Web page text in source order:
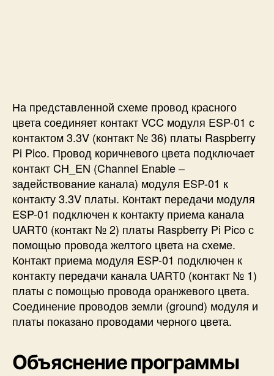
На представленной схеме провод красного
цвета соединяет контакт VCC модуля ESP-01 с
контактом 3.3V (контакт № 36) платы Raspberry
Pi Pico. Провод коричневого цвета подключает
контакт CH_EN (Channel Enable –
задействование канала) модуля ESP-01 к
контакту 3.3V платы. Контакт передачи модуля
ESP-01 подключен к контакту приема канала
UART0 (контакт № 2) платы Raspberry Pi Pico с
помощью провода желтого цвета на схеме.
Контакт приема модуля ESP-01 подключен к
контакту передачи канала UART0 (контакт № 1)
платы с помощью провода оранжевого цвета.
Соединение проводов земли (ground) модуля и
платы показано проводами черного цвета.
Объяснение программы